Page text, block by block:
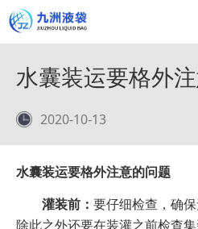
水囊装运要格外
2020-10-13
水囊装运要格外注意的问题
灌装前： 要仔细检查，确
除此之外还要在装灌之前检查